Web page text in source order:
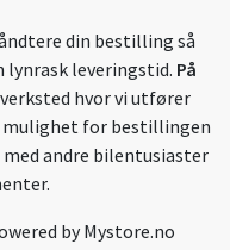
din bestilling så
lynrask leveringstid. På
hvor vi utfører
mulighet for bestillingen
andre bilentusiaster
byMystore.no